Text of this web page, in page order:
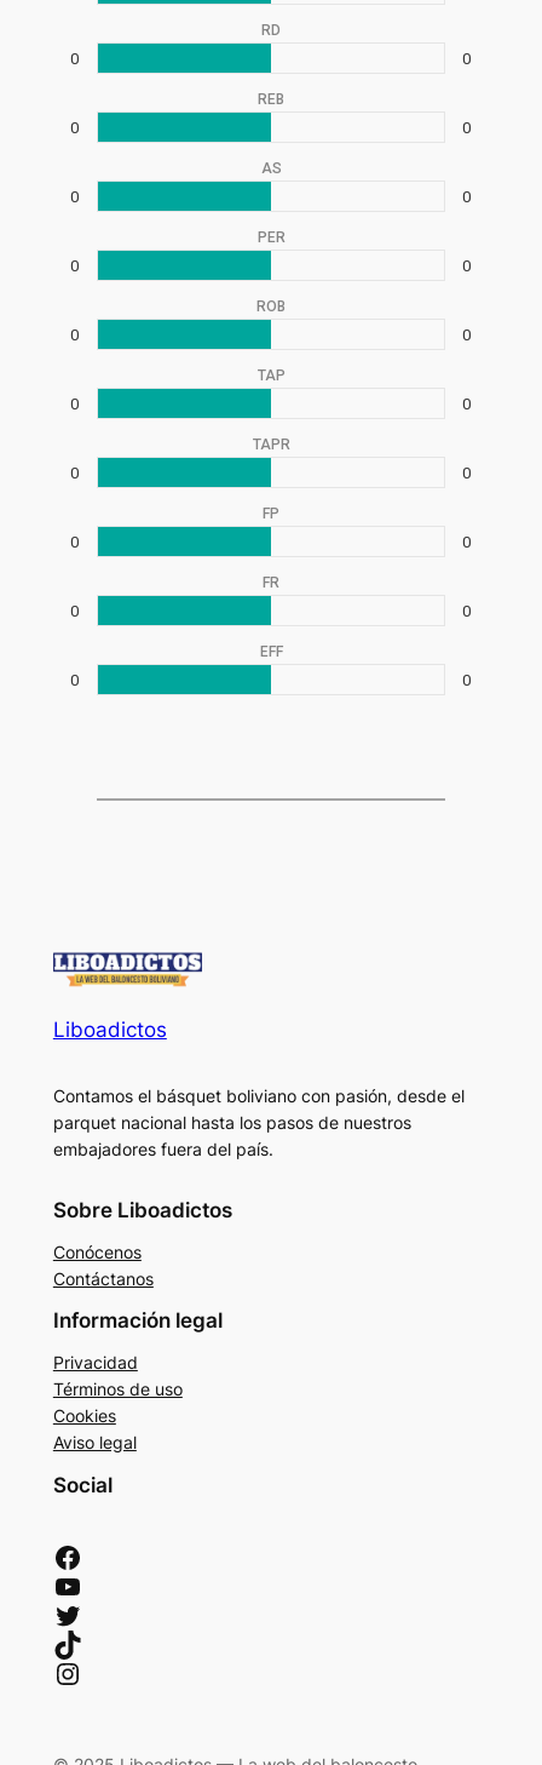
RD
0 0
REB
0 0
AS
0 0
PER
0 0
ROB
0 0
TAP
0 0
TAPR
0 0
FP
0 0
FR
0 0
EFF
0 0
Liboadictos
Contamos el básquet boliviano con pasión, desde el
parquet nacional hasta los pasos de nuestros
embajadores fuera del país.
Sobre Liboadictos
Conócenos
Contáctanos
Información legal
Privacidad
Términos de uso
Cookies
Aviso legal
Social
Facebook
YouTube
Twitter
TikTok
Instagram